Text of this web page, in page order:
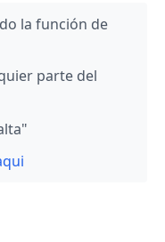
la función de
parte del